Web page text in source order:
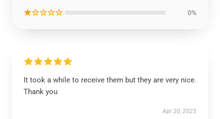
★☆☆☆☆ 0%
It took a while to receive them but they are very nice.
Thank you
Apr 20, 2025